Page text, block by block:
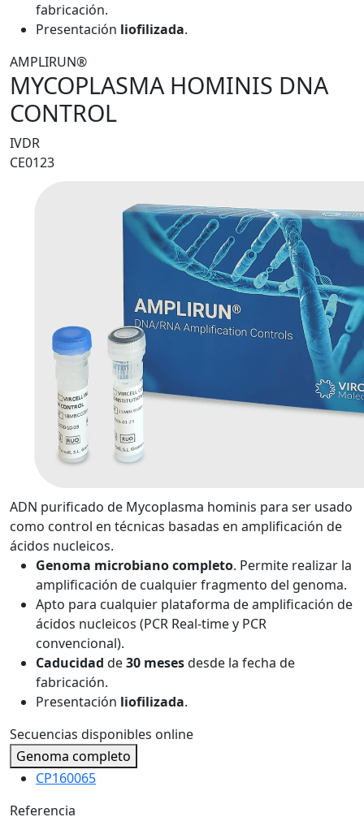
fabricación.
Presentación liofilizada.
AMPLIRUN®
MYCOPLASMA HOMINIS DNA
CONTROL
IVDR
CE0123
ADN purificado de Mycoplasma hominis para ser usado
como control en técnicas basadas en amplificación de
ácidos nucleicos.
Genoma microbiano completo. Permite realizar la
amplificación de cualquier fragmento del genoma.
Apto para cualquier plataforma de amplificación de
ácidos nucleicos (PCR Real-time y PCR
convencional).
Caducidad de30 mesesdesde la fecha de
fabricación.
Presentación liofilizada.
Secuencias disponibles online
Genoma completo
CP160065
Referencia